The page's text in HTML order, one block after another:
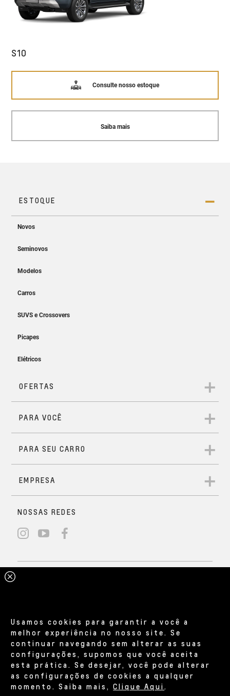
S10
Consulte nosso estoque
Saiba mais
Usamos cookies para garantir a você a
melhor experiência no nosso site. Se
continuar navegando sem alterar as suas
configurações, supomos que você aceita
esta prática. Se desejar, você pode alterar
as configurações de cookies a qualquer
momento. Saiba mais,Clique Aqui.